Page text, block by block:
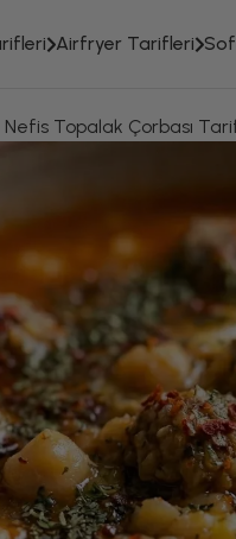
Airfryer Tarifleri
Nefis Topalak Çorbası